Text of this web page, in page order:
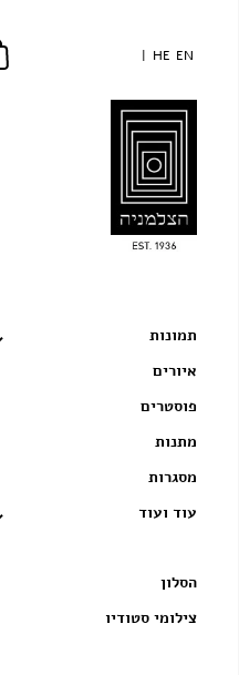
HE EN
HE EN
תמונות
איורים
פוסטרים
מתנות
מסגרות
עוד ועוד
הסלון
צילומי סטודיו